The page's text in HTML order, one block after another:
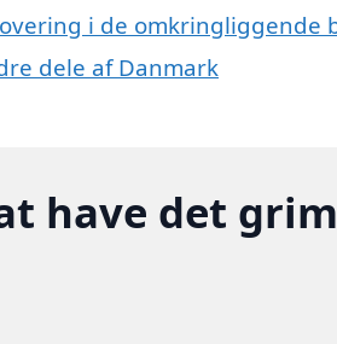
i de omkringliggende
dele af Danmark
have det